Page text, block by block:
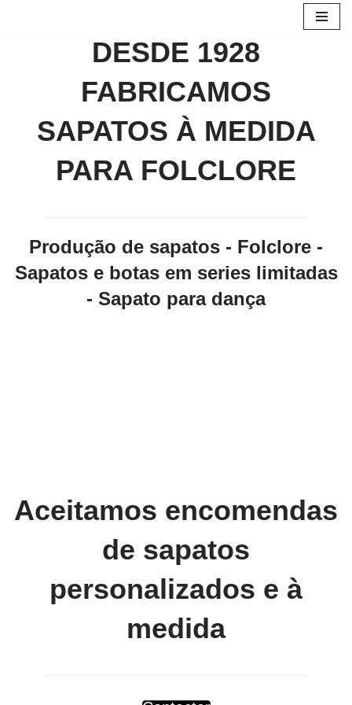
DESDE 1928
FABRICAMOS
SAPATOS À MEDIDA
PARA FOLCLORE
Produção de sapatos - Folclore -
Sapatos e botas em series limitadas
- Sapato para dança
Aceitamos encomendas
de sapatos
personalizados e à
medida